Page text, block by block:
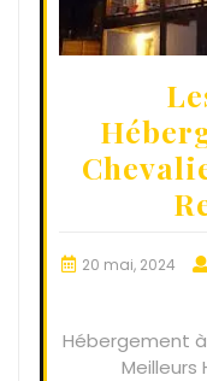
20 mai, 2024
Hébergement
Meilleurs